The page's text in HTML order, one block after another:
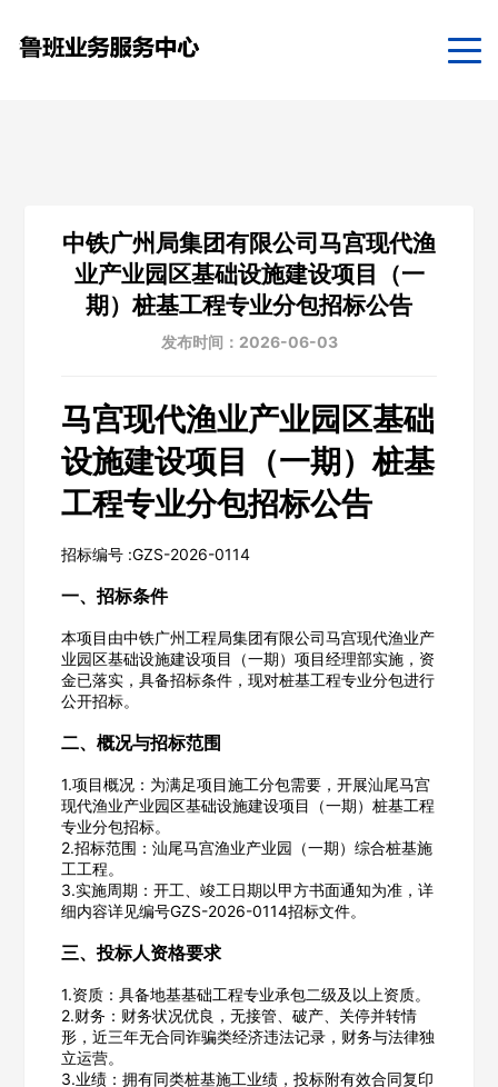
中铁广州局集团有限公司马宫现代渔
业产业园区基础设施建设项目（一
期）桩基工程专业分包招标公告
发布时间：2026-06-03
马宫现代渔业产业园区基础
设施建设项目（一期）桩基
工程专业分包招标公告
招标编号 :GZS-2026-0114
一、招标条件
本项目由中铁广州工程局集团有限公司马宫现代渔业产
业园区基础设施建设项目（一期）项目经理部实施，资
金已落实，具备招标条件，现对桩基工程专业分包进行
公开招标。
二、概况与招标范围
1.项目概况：为满足项目施工分包需要，开展汕尾马宫
现代渔业产业园区基础设施建设项目（一期）桩基工程
专业分包招标。
2.招标范围：汕尾马宫渔业产业园（一期）综合桩基施
工工程。
3.实施周期：开工、竣工日期以甲方书面通知为准，详
细内容详见编号GZS-2026-0114招标文件。
三、投标人资格要求
1.资质：具备地基基础工程专业承包二级及以上资质。
2.财务：财务状况优良，无接管、破产、关停并转情
形，近三年无合同诈骗类经济违法记录，财务与法律独
立运营。
3.业绩：拥有同类桩基施工业绩，投标附有效合同复印